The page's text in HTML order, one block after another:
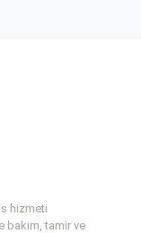
hizmeti
bakım, tamir ve